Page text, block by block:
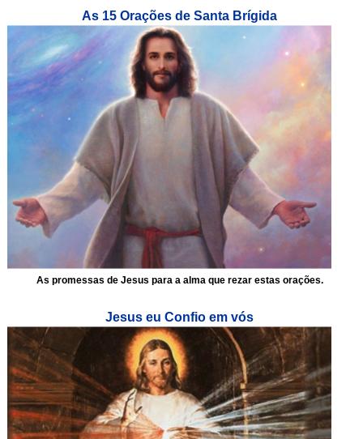
As 15 Orações de Santa Brígida
As promessas de Jesus para a alma que rezar estas orações.
Jesus eu Confio em vós